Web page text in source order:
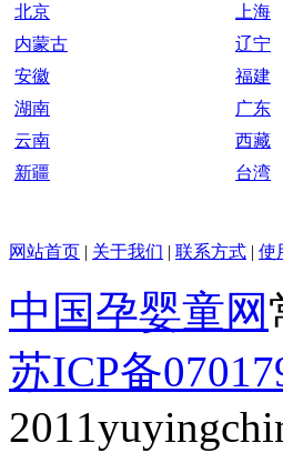
北京 上海
内蒙古
辽宁
安徽
福建
湖南
广东
云南
西藏
新疆
台湾
网站首页 | 关于我们 | 联系方式 | 使
中国孕婴童网
苏ICP备